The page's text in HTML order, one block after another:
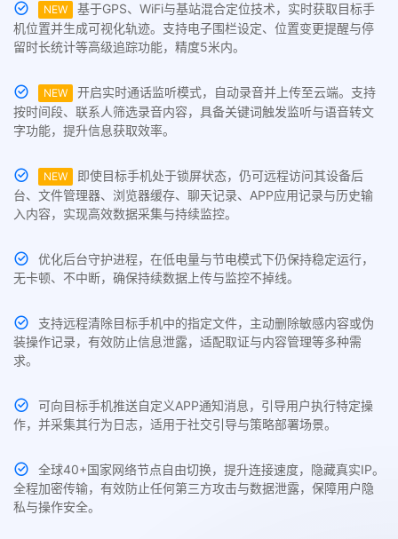
NEW
基于GPS、WiFi与基站混合定位技术，实时获取目标手
机位置并生成可视化轨迹。支持电子围栏设定、位置变更提醒与停
留时长统计等高级追踪功能，精度5米内。
NEW
开启实时通话监听模式，自动录音并上传至云端。支持
按时间段、联系人筛选录音内容，具备关键词触发监听与语音转文
字功能，提升信息获取效率。
NEW
即使目标手机处于锁屏状态，仍可远程访问其设备后
台、文件管理器、浏览器缓存、聊天记录、APP应用记录与历史输
入内容，实现高效数据采集与持续监控。
优化后台守护进程，在低电量与节电模式下仍保持稳定运行，
无卡顿、不中断，确保持续数据上传与监控不掉线。
支持远程清除目标手机中的指定文件，主动删除敏感内容或伪
装操作记录，有效防止信息泄露，适配取证与内容管理等多种需
求。
可向目标手机推送自定义APP通知消息，引导用户执行特定操
作，并采集其行为日志，适用于社交引导与策略部署场景。
全球40+国家网络节点自由切换，提升连接速度，隐藏真实IP。
全程加密传输，有效防止任何第三方攻击与数据泄露，保障用户隐
私与操作安全。